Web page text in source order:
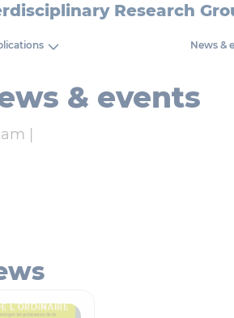
Research
News &
& events
|